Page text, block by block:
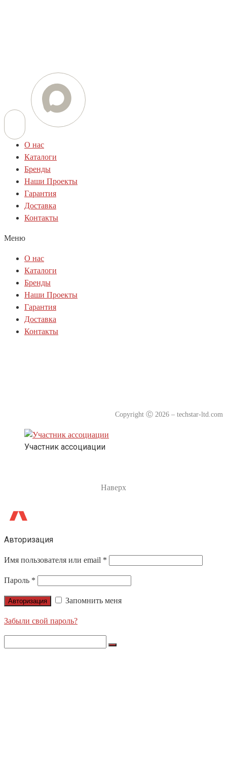
О нас
Каталоги
Бренды
Наши Проекты
Гарантия
Доставка
Контакты
Меню
О нас
Каталоги
Бренды
Наши Проекты
Гарантия
Доставка
Контакты
Copyright Ⓒ 2026 – techstar-ltd.com
Участник ассоциации
Наверх
Авторизация
Имя пользователя или email *
Пароль *
Авторизация Запомнить меня
Забыли свой пароль?